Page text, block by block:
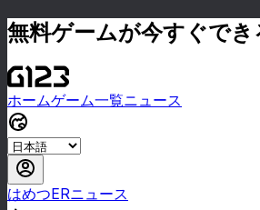
無料ゲームが今すぐで
ホームゲーム一覧ニュース
はめつERニュース